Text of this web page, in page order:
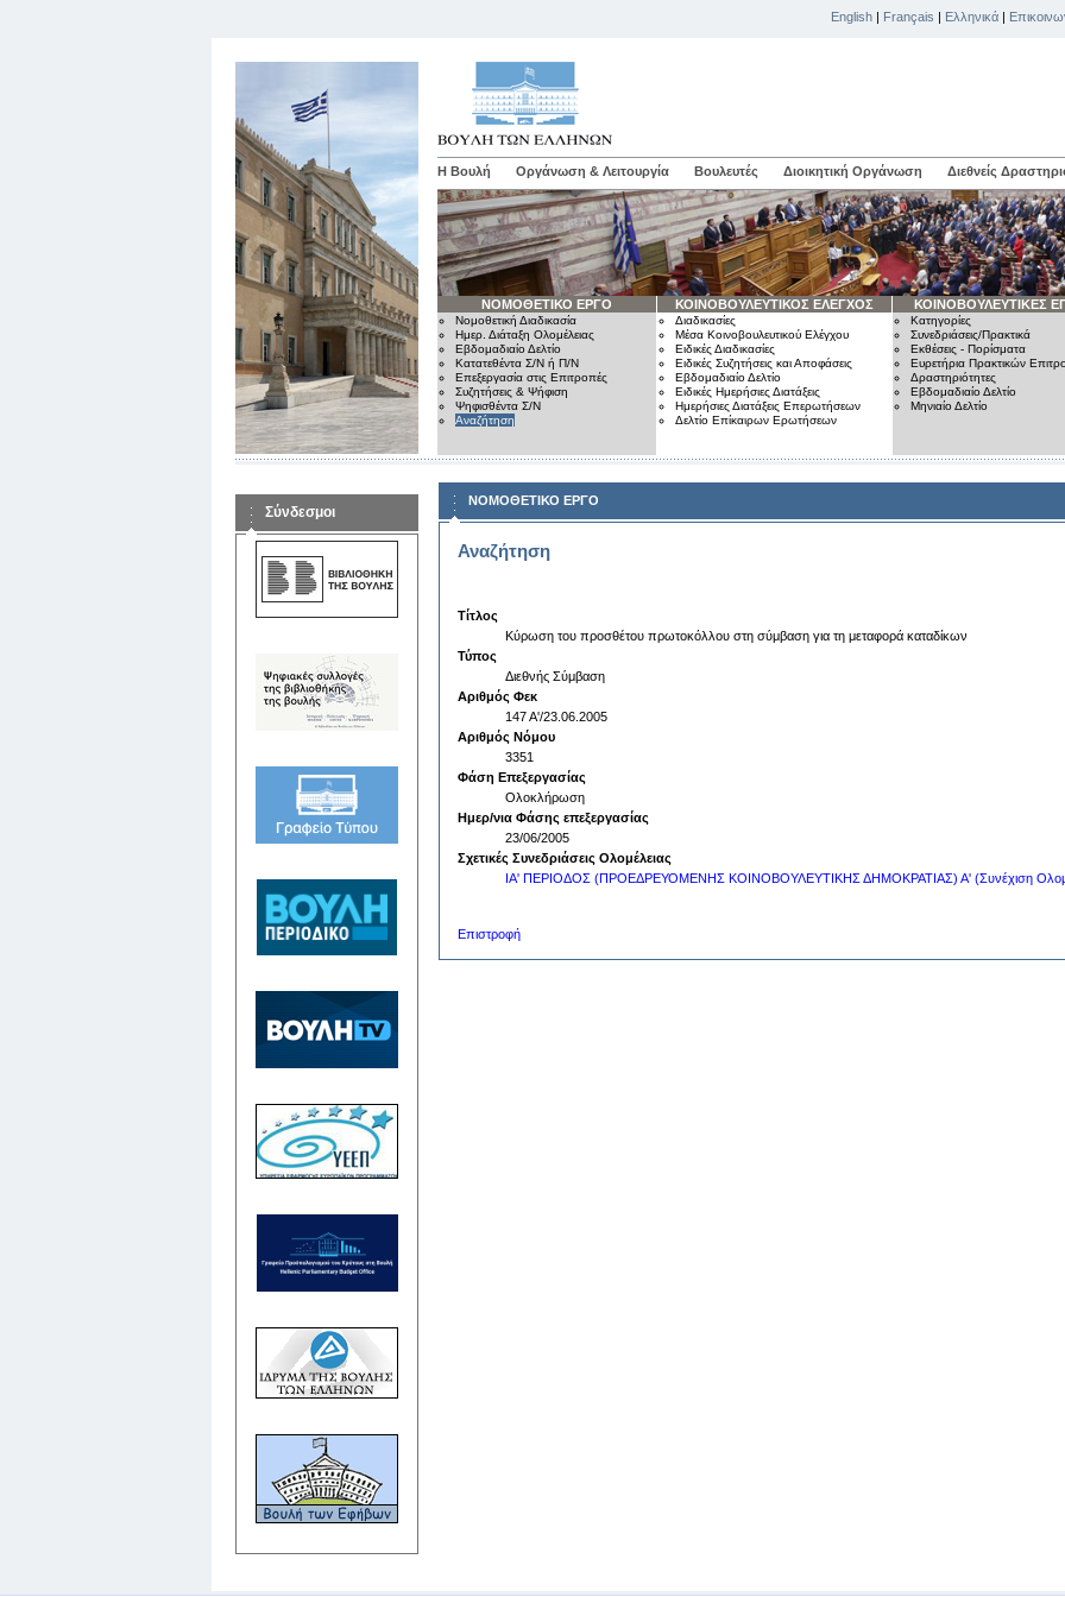
English | Français | Ελληνικά |
Η Βουλή Οργάνωση & Λειτουργία Βουλευτές Διοικητική Οργάνωση Διεθνείς
ΝΟΜΟΘΕΤΙΚΟ ΕΡΓΟ
Νομοθετική Διαδικασία
Ημερ. Διάταξη Ολομέλειας
Εβδομαδιαίο Δελτίο
Κατατεθέντα Σ/Ν ή Π/Ν
Επεξεργασία στις Επιτροπές
Συζητήσεις & Ψήφιση
Ψηφισθέντα Σ/Ν
Αναζήτηση
ΚΟΙΝΟΒΟΥΛΕΥΤΙΚΟΣ ΕΛΕΓΧΟΣ
Διαδικασίες
Μέσα Κοινοβουλευτικού Ελέγχου
Ειδικές Διαδικασίες
Ειδικές Συζητήσεις και Αποφάσεις
Εβδομαδιαίο Δελτίο
Ειδικές Ημερήσιες Διατάξεις
Ημερήσιες Διατάξεις Επερωτήσεων
Δελτίο Επίκαιρων Ερωτήσεων
ΚΟΙΝΟΒΟΥΛΕΥΤΙΚΕΣ
Κατηγορίες
Συνεδριάσεις/Πρακτικά
Εκθέσεις - Πορίσματα
Ευρετήρια Πρακτικών
Δραστηριότητες
Εβδομαδιαίο Δελτίο
Μηνιαίο Δελτίο
Σύνδεσμοι
ΝΟΜΟΘΕΤΙΚΟ ΕΡΓΟ
Αναζήτηση
Τίτλος
Κύρωση του προσθέτου πρωτοκόλλου στη σύμβαση για τη μεταφορά καταδίκων
Τύπος
Διεθνής Σύμβαση
Αριθμός Φεκ
147 Α'/23.06.2005
Αριθμός Νόμου
3351
Φάση Επεξεργασίας
Ολοκλήρωση
Ημερ/νια Φάσης επεξεργασίας
23/06/2005
Σχετικές Συνεδριάσεις Ολομέλειας
ΙΑ' ΠΕΡΙΟΔΟΣ (ΠΡΟΕΔΡΕΥΟΜΕΝΗΣ ΚΟΙΝΟΒΟΥΛΕΥΤΙΚΗΣ ΔΗΜΟΚΡΑΤΙΑΣ) Α' (Συνέχιση
Επιστροφή